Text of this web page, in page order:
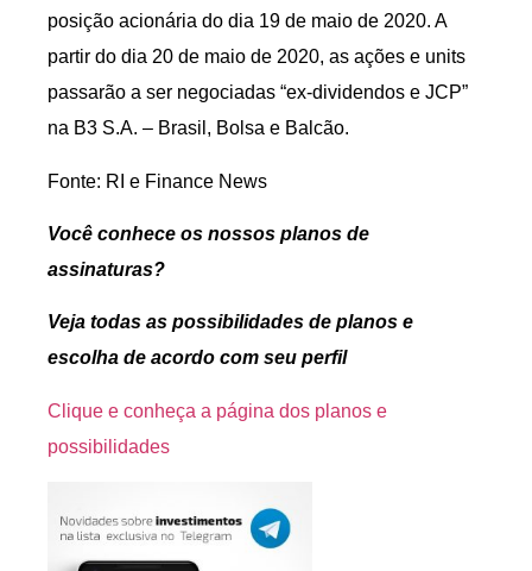
posição acionária do dia 19 de maio de 2020. A
partir do dia 20 de maio de 2020, as ações e units
passarão a ser negociadas “ex-dividendos e JCP”
na B3 S.A. – Brasil, Bolsa e Balcão.
Fonte: RI e Finance News
Você conhece os nossos planos de
assinaturas?
Veja todas as possibilidades de planos e
escolha de acordo com seu perfil
Clique e conheça a página dos planos e
possibilidades